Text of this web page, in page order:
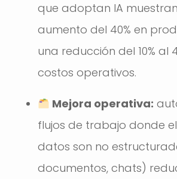
que adoptan IA
aumento del 40% en
una reducción del 10% al
costos operativos.
Mejora operativa:
flujos de trabajo donde el
datos son no
documentos, chats)